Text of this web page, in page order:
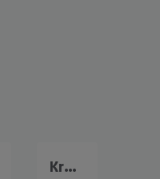
Kreta Last Minute